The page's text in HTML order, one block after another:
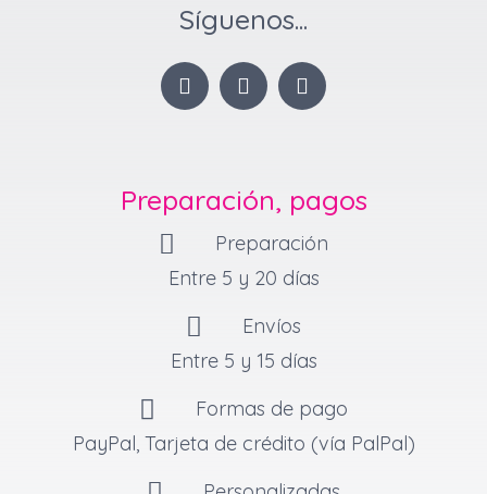
Síguenos...
I
n
s
r
F
a
c
o
-
f
P
i
n
e
t
Preparación, pagos
Preparación
Entre 5 y 20 días
Envíos
Entre 5 y 15 días
Formas de pago
PayPal, Tarjeta de crédito (vía PalPal)